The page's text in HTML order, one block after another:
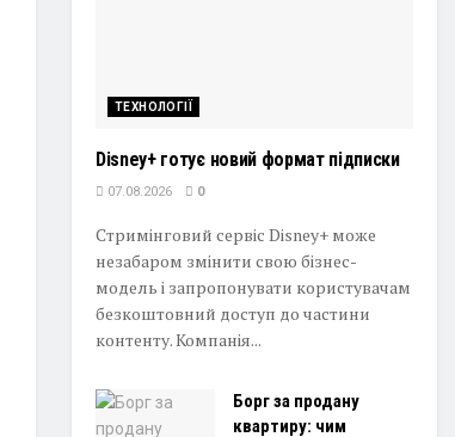
ТЕХНОЛОГІЇ
Disney+ готує новий формат підписки
07.08.2026 0
Стримінговий сервіс Disney+ може
незабаром змінити свою бізнес-
модель і запропонувати користувачам
безкоштовний доступ до частини
контенту. Компанія...
Борг за продану
квартиру: чим